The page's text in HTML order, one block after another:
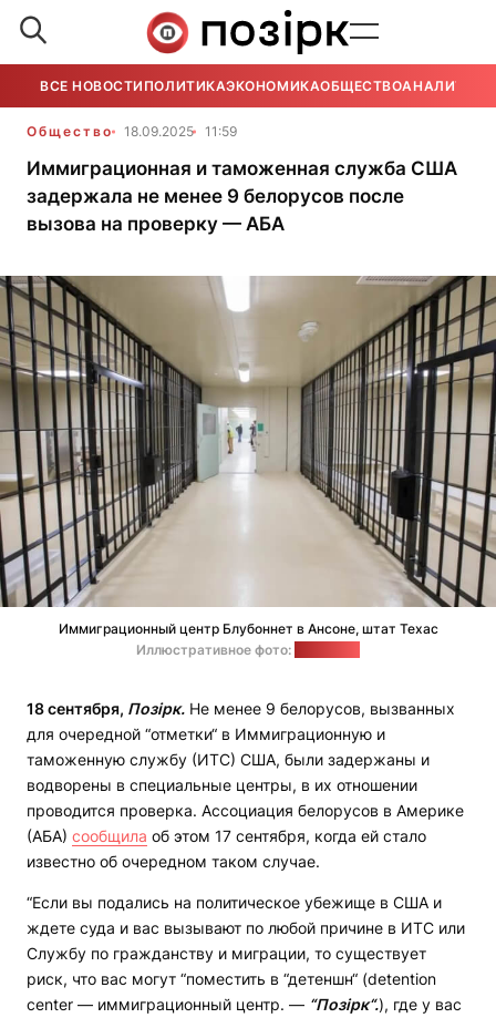
ВСЕ НОВОСТИ ПОЛИТИКАЭКОНОМИКАОБЩЕСТВОАНАЛИТИКА
Общество 18.09.2025 11:59
Иммиграционная и таможенная служба США
задержала не менее 9 белорусов после
вызова на проверку — АБА
Иммиграционный центр Блубоннет в Ансоне, штат Техас
Иллюстративное фото:
18 cентября, Позірк. Не менее 9 белорусов, вызванных
для очередной “отметки“ в Иммиграционную и
таможенную службу (ИТС) США, были задержаны и
водворены в специальные центры, в их отношении
проводится проверка. Ассоциация белорусов в Америке
(АБА) сообщила об этом 17 сентября, когда ей стало
известно об очередном таком случае.
“Если вы подались на политическое убежище в США и
ждете суда и вас вызывают по любой причине в ИТС или
Службу по гражданству и миграции, то существует
риск, что вас могут “поместить в “детеншн“ (detention
center — иммиграционный центр. — “Позірк“.), где у вас